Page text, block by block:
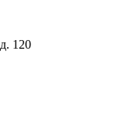
120